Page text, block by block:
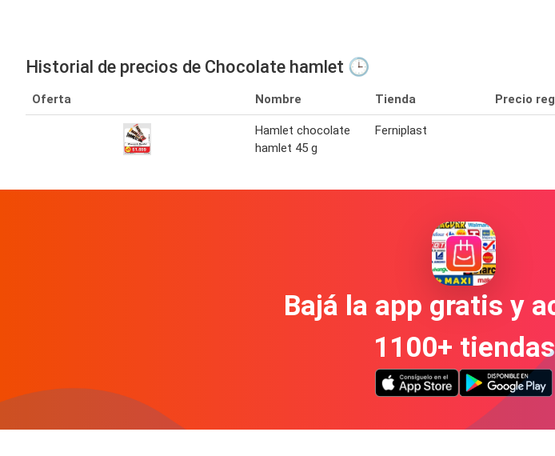
Historial de precios de Chocolate hamlet 🕒
Oferta Nombre Tienda Precio
Hamlet chocolate
hamlet 45 g
Ferniplast
Bajá la app gratis y
1100+ tiendas